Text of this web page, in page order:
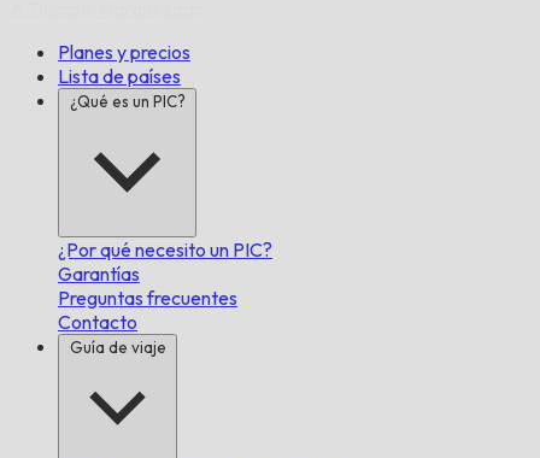
Planes y precios
Lista de países
¿Qué es un PIC?
¿Por qué necesito un PIC?
Garantías
Preguntas frecuentes
Contacto
Guía de viaje